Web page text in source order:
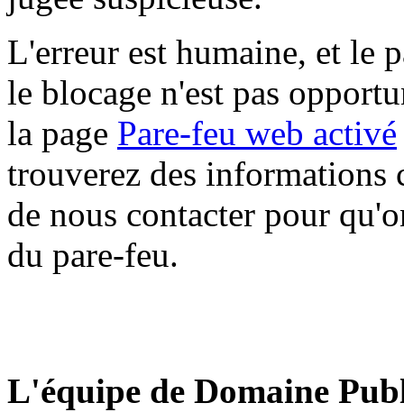
L'erreur est humaine, et le
le blocage n'est pas
la page Pare-feu web activé
trouverez des informations
de nous contacter pour
du pare-feu.
L'équipe de Domaine